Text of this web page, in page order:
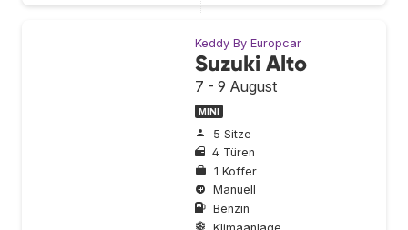
Keddy By Europcar
Suzuki Alto
7 - 9 August
MINI
5 Sitze
4 Türen
1 Koffer
Manuell
Benzin